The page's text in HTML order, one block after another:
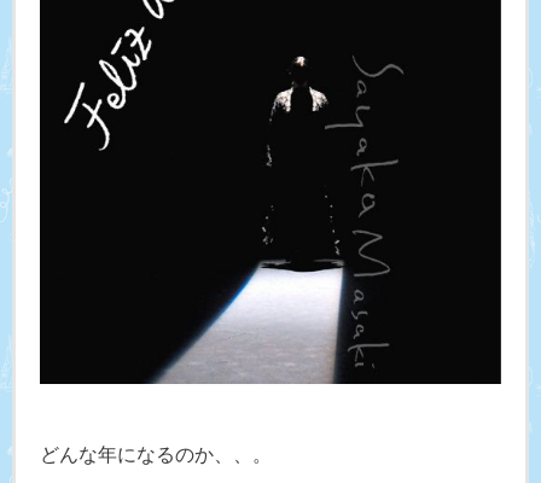
どんな年になるのか、、。